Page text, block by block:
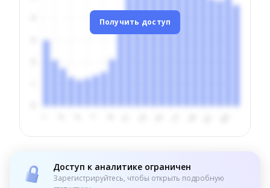
Получить доступ
Доступ к аналитике ограничен
Зарегистрируйтесь, чтобы открыть подробную